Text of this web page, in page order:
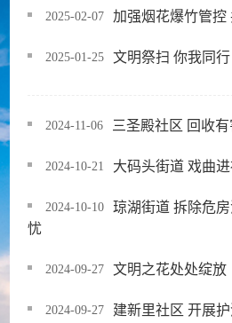
2025-02-07 加强烟花爆竹管控
2025-01-25 文明祭扫 你我同行
2024-11-06 三圣殿社区 回收
2024-10-21 大码头街道 戏曲
2024-10-10
琼湖街道 拆除危
忧
2024-09-27 文明之花处处绽放
2024-09-27 建新里社区 开展